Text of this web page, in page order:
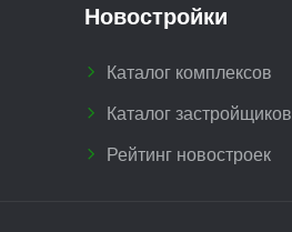
Новостройки
Каталог комплексов
Каталог застройщиков
Рейтинг новостроек